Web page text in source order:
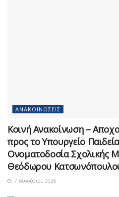
ΑΝΑΚΟΙΝΏΣΕΙΣ
Κοινή Ανακοίνωση –
προς το Υπουργείο
Ονοματοδοσία Σχολικής
Θεόδωρου
7 Αυγούστου 2026